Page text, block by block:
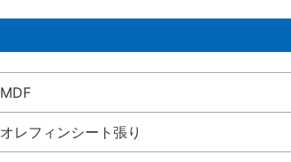
MDF
オレフィンシート張り